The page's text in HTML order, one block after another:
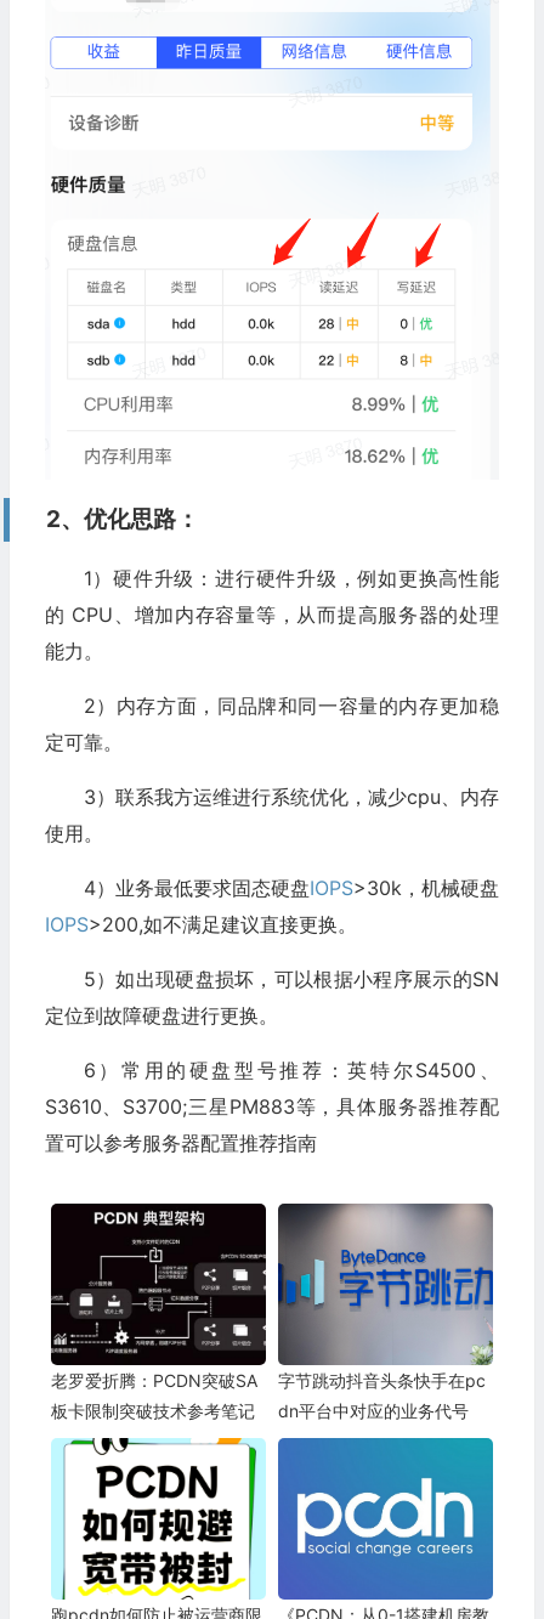
2、优化思路：
1）硬件升级：进行硬件升级，例如更换高性能
的 CPU、增加内存容量等，从而提高服务器的处理
能力。
2）内存方面，同品牌和同一容量的内存更加稳
定可靠。
3）联系我方运维进行系统优化，减少cpu、内存
使用。
4）业务最低要求固态硬盘IOPS>30k，机械硬盘
IOPS>200,如不满足建议直接更换。
5）如出现硬盘损坏，可以根据小程序展示的SN
定位到故障硬盘进行更换。
6）常用的硬盘型号推荐：英特尔S4500、
S3610、S3700;三星PM883等，具体服务器推荐配
置可以参考服务器配置推荐指南
老罗爱折腾：PCDN突破SA
板卡限制突破技术参考笔记
字节跳动抖音头条快手在pc
dn平台中对应的业务代号
跑pcdn如何防止被运营商限 《PCDN：从0-1搭建机房教